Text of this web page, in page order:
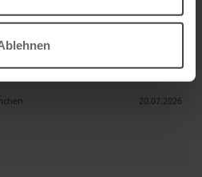
HLS Nachunternehmer für ein Objekt mit 115 Wohneinheiten gesucht
einen erfahrenen Nachunternehmer
Beginn Oktob ..
20.07.2026